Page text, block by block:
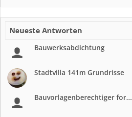
Neueste Antworten
Bauwerksabdichtung
Stadtvilla 141m Grundrisse
Bauvorlagenberechtiger for...